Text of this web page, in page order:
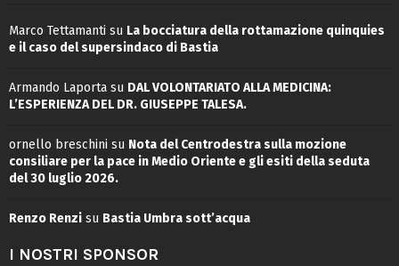
Marco Tettamanti su La bocciatura della rottamazione quinquies
e il caso del supersindaco di Bastia
Armando Laporta su DAL VOLONTARIATO ALLA MEDICINA:
L’ESPERIENZA DEL DR. GIUSEPPE TALESA.
ornello breschini su Nota del Centrodestra sulla mozione
consiliare per la pace in Medio Oriente e gli esiti della seduta
del 30 luglio 2026.
Renzo Renzi su Bastia Umbra sott’acqua
I NOSTRI SPONSOR